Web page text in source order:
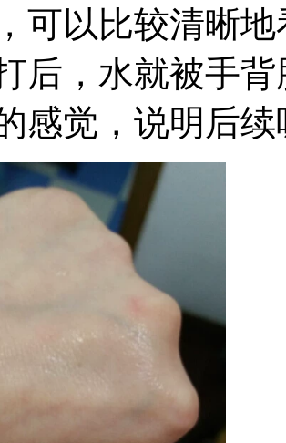
可以比较清晰
后，水就被手
感觉，说明后